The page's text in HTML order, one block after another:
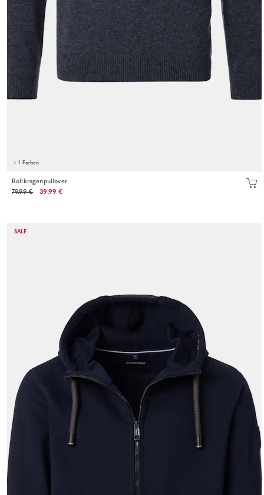
+ 1 Farben
Rollkragenpullover
79.99 €
39.99 €
SALE